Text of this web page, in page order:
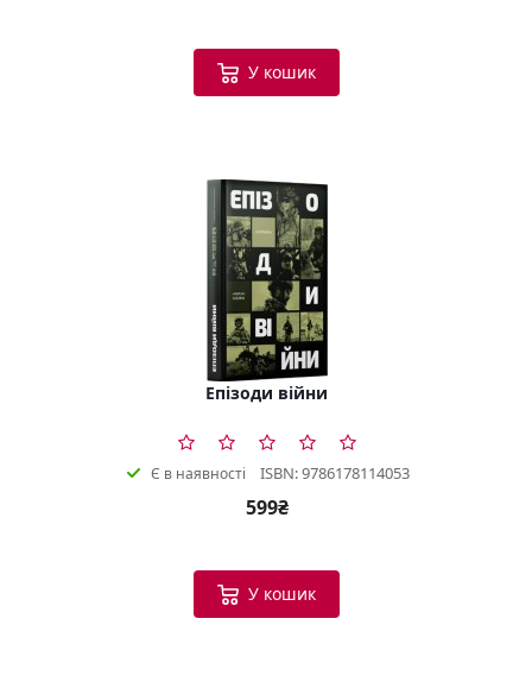
У кошик
Епізоди війни
Є в наявності ISBN: 9786178114053
599₴
У кошик